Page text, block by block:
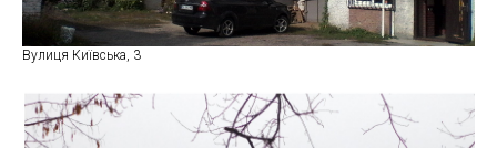
Вулиця Київська, 3